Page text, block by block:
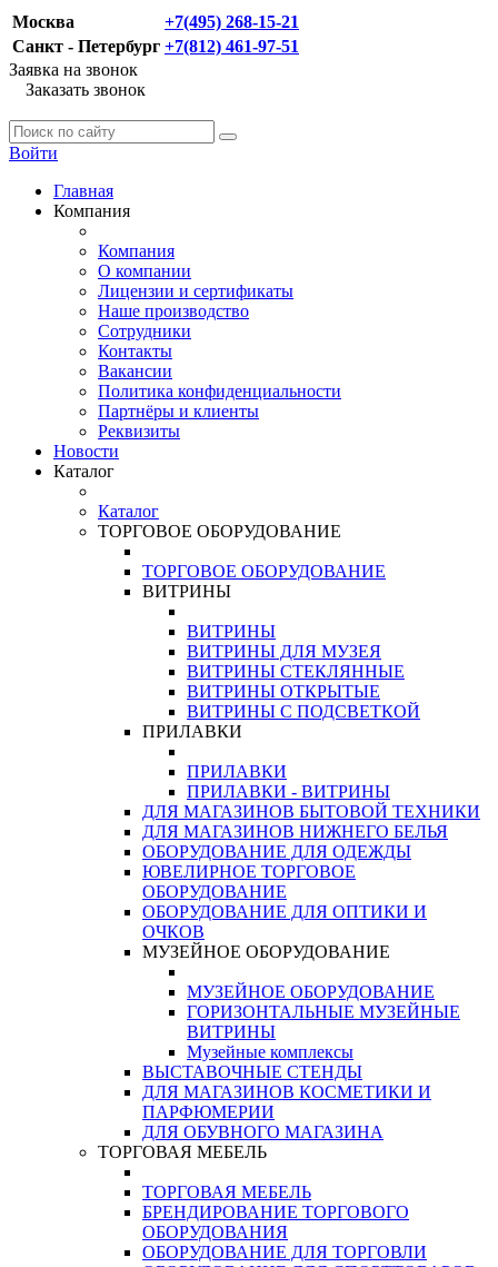
Москва
+7(495) 268-15-21
Санкт - Петербург +7(812) 461-97-51
Заявка на звонок
Заказать звонок
Войти
Главная
Компания
Компания
О компании
Лицензии и сертификаты
Наше производство
Сотрудники
Контакты
Вакансии
Политика конфиденциальности
Партнёры и клиенты
Реквизиты
Новости
Каталог
Каталог
ТОРГОВОЕ ОБОРУДОВАНИЕ
ТОРГОВОЕ ОБОРУДОВАНИЕ
ВИТРИНЫ
ВИТРИНЫ
ВИТРИНЫ ДЛЯ МУЗЕЯ
ВИТРИНЫ СТЕКЛЯННЫЕ
ВИТРИНЫ ОТКРЫТЫЕ
ВИТРИНЫ С ПОДСВЕТКОЙ
ПРИЛАВКИ
ПРИЛАВКИ
ПРИЛАВКИ - ВИТРИНЫ
ДЛЯ МАГАЗИНОВ БЫТОВОЙ ТЕХНИКИ
ДЛЯ МАГАЗИНОВ НИЖНЕГО БЕЛЬЯ
ОБОРУДОВАНИЕ ДЛЯ ОДЕЖДЫ
ЮВЕЛИРНОЕ ТОРГОВОЕ
ОБОРУДОВАНИЕ
ОБОРУДОВАНИЕ ДЛЯ ОПТИКИ И
ОЧКОВ
МУЗЕЙНОЕ ОБОРУДОВАНИЕ
МУЗЕЙНОЕ ОБОРУДОВАНИЕ
ГОРИЗОНТАЛЬНЫЕ МУЗЕЙНЫЕ
ВИТРИНЫ
Музейные комплексы
ВЫСТАВОЧНЫЕ СТЕНДЫ
ДЛЯ МАГАЗИНОВ КОСМЕТИКИ И
ПАРФЮМЕРИИ
ДЛЯ ОБУВНОГО МАГАЗИНА
ТОРГОВАЯ МЕБЕЛЬ
ТОРГОВАЯ МЕБЕЛЬ
БРЕНДИРОВАНИЕ ТОРГОВОГО
ОБОРУДОВАНИЯ
ОБОРУДОВАНИЕ ДЛЯ ТОРГОВЛИ